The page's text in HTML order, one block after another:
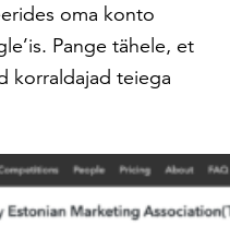
oma konto
Pange tähele, et
korraldajad teiega